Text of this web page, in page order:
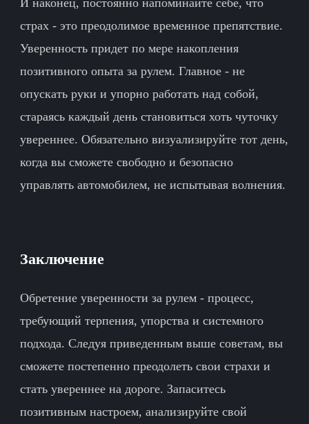
страх - это преодолимое временное препятствие.
Уверенность придет по мере накопления
позитивного опыта за рулем. Главное - не
опускать руки и упорно работать над собой,
стараясь каждый день становиться хоть чуточку
увереннее. Обязательно визуализируйте тот день,
когда вы сможете свободно и безопасно
управлять автомобилем, не испытывая волнения.
Заключение
Обретение уверенности за рулем - процесс,
требующий терпения, упорства и системного
подхода. Следуя приведенным выше советам, вы
сможете постепенно преодолеть свои страхи и
стать увереннее на дороге. Запаситесь
позитивным настроем, анализируйте свой